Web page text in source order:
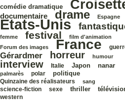
comédie dramatique
documentaire drame Espagne
Etats‑Unis
femme festival
film d'animation
Forum des images
France
Gérardmer horreur humour
interview Italie Japon nanar
palmarès polar politique
Quinzaine des réalisateurs sang
science‑fiction sexe thriller
western